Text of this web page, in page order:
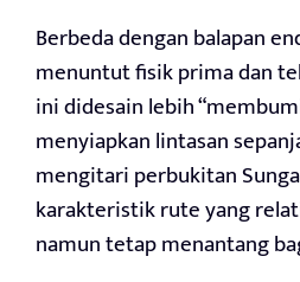
Berbeda dengan balapan
menuntut fisik prima dan
ini didesain lebih
menyiapkan lintasan
mengitari perbukitan
karakteristik rute yang
namun tetap menantang